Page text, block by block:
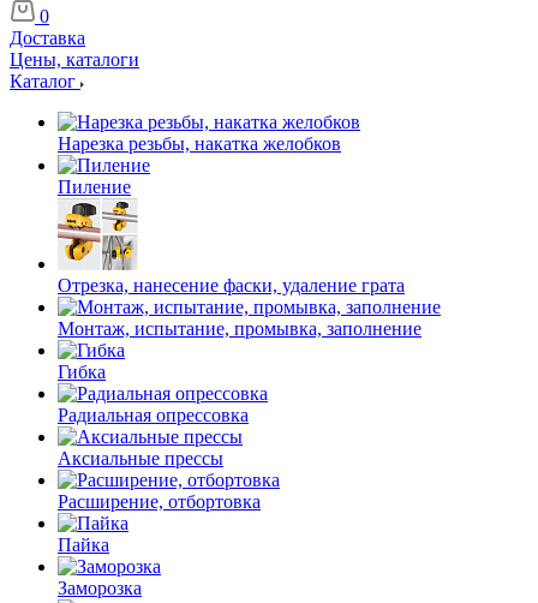
0
Доставка
Цены, каталоги
Каталог
Нарезка резьбы, накатка желобков
Пиление
Отрезка, нанесение фаски, удаление грата
Монтаж, испытание, промывка, заполнение
Гибка
Радиальная опрессовка
Аксиальные прессы
Расширение, отбортовка
Пайка
Заморозка